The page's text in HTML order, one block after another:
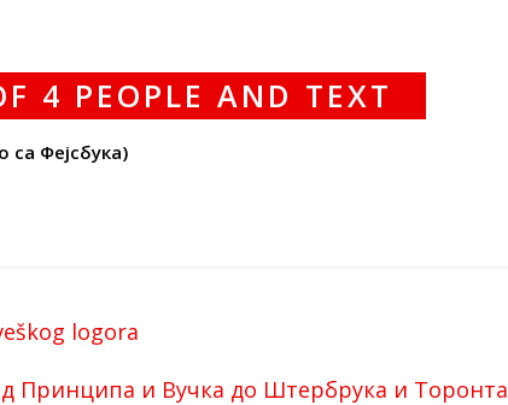
са Фејсбука)
logora
Принципа и Вучка до Штербрука и Торонта